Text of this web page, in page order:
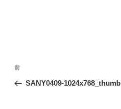
投
ナ
前
の
前
SANY0409-1024x768_thumb